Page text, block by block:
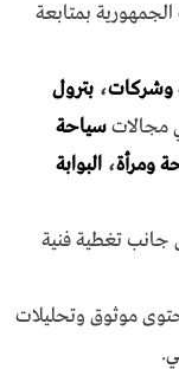
الجمهورية بمتابعة
وشركات، بترول
مجالاتسياحة
ومرأة، البوابة
جانب تغطية فنية
موثوق وتحليلات